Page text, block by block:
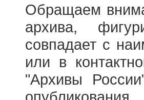
Обращаем
архива,
совпадает с
или в
"Архивы